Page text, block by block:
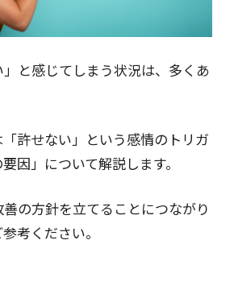
」と感じてしまう状況は、多くあ
許せない」という感情のトリガ
因」について解説します。
の方針を立てることにつながり
考ください。